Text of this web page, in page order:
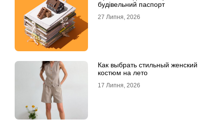
будівельний паспорт
27 Липня, 2026
Как выбрать стильный женский
костюм на лето
17 Липня, 2026